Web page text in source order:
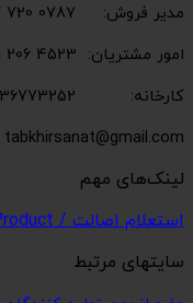
مدیر فروش: 0787 720 0917
امور مشتریان: 4523 206 0991
کارخانه: 36773252-071
tabkhirsanat@gmail.com
لینک‌های مهم
استعلام اصالت / Verify Product
سایتهای مرتبط